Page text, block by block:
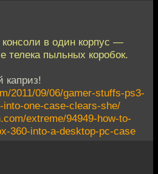
в один корпус —
пыльных коробок.
каприз!
2011/09/06/gamer-stuffs-ps3-
one-case-clears-she/
extreme/94949-how-to-
360-into-a-desktop-pc-case